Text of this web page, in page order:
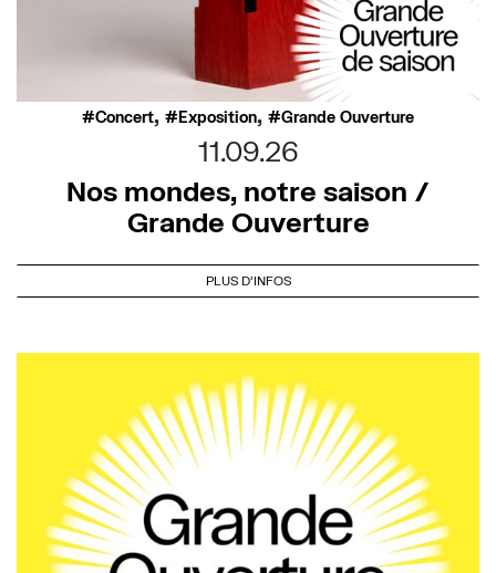
Concert, Exposition, Grande Ouverture
11.09.26
Nos mondes, notre saison /
Grande Ouverture
PLUS D'INFOS